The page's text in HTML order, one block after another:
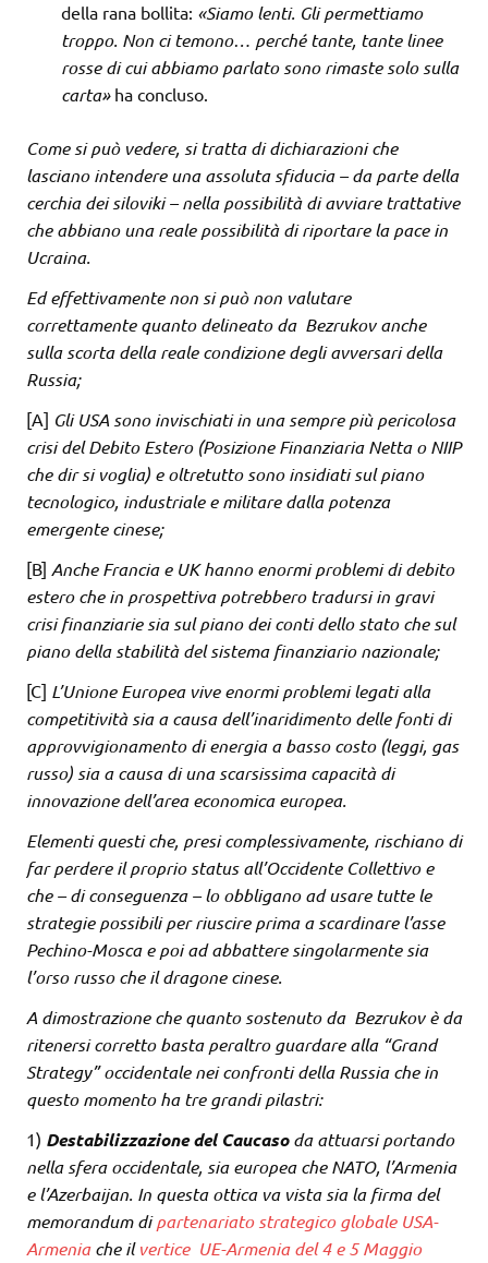
della rana bollita: «Siamo lenti. Gli permettiamo
troppo. Non ci temono… perché tante, tante linee
rosse di cui abbiamo parlato sono rimaste solo sulla
carta»ha concluso.
Come si può vedere, si tratta di dichiarazioni che
lasciano intendere una assoluta sfiducia – da parte della
cerchia dei siloviki – nella possibilità di avviare trattative
che abbiano una reale possibilità di riportare la pace in
Ucraina.
Ed effettivamente non si può non valutare
correttamente quanto delineato da Bezrukov anche
sulla scorta della reale condizione degli avversari della
Russia;
[A] Gli USA sono invischiati in una sempre più pericolosa
crisi del Debito Estero (Posizione Finanziaria Netta o NIIP
che dir si voglia) e oltretutto sono insidiati sul piano
tecnologico, industriale e militare dalla potenza
emergente cinese;
[B] Anche Francia e UK hanno enormi problemi di debito
estero che in prospettiva potrebbero tradursi in gravi
crisi finanziarie sia sul piano dei conti dello stato che sul
piano della stabilità del sistema finanziario nazionale;
[C] L’Unione Europea vive enormi problemi legati alla
competitività sia a causa dell’inaridimento delle fonti di
approvvigionamento di energia a basso costo (leggi, gas
russo) sia a causa di una scarsissima capacità di
innovazione dell’area economica europea.
Elementi questi che, presi complessivamente, rischiano di
far perdere il proprio status all’Occidente Collettivo e
che – di conseguenza – lo obbligano ad usare tutte le
strategie possibili per riuscire prima a scardinare l’asse
Pechino-Mosca e poi ad abbattere singolarmente sia
l’orso russo che il dragone cinese.
A dimostrazione che quanto sostenuto da Bezrukov è da
ritenersi corretto basta peraltro guardare alla “Grand
Strategy” occidentale nei confronti della Russia che in
questo momento ha tre grandi pilastri:
1) Destabilizzazione del Caucasoda attuarsi portando
nella sfera occidentale, sia europea che NATO, l’Armenia
e l’Azerbaijan. In questa ottica va vista sia la firma del
memorandum dipartenariato strategico globale USA-
Armeniache ilvertice UE-Armenia del 4 e 5 Maggio